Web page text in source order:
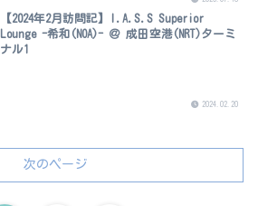
【2024年2月訪問記】I.A.S.S Superior
Lounge -希和(NOA)- ＠ 成田空港(NRT)ターミ
ナル1
2024.02.20
次のページ